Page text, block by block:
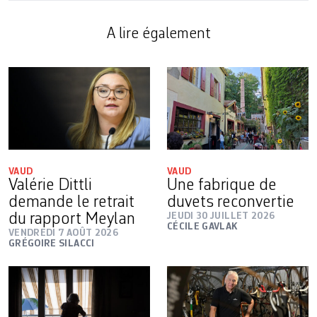
A lire également
VAUD
Valérie Dittli
demande le retrait
du rapport Meylan
VENDREDI 7 AOÛT 2026
GRÉGOIRE SILACCI
VAUD
Une fabrique de
duvets reconvertie
JEUDI 30 JUILLET 2026
CÉCILE GAVLAK